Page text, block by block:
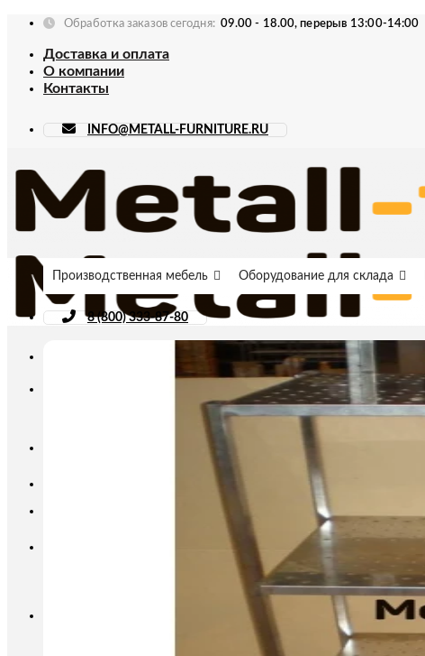
Skip
content
Обработка заказов сегодня: 09.00 - 18.00, перерыв 13:00-14:00
Доставка и оплата
О компании
Контакты
INFO@METALL-FURNITURE.RU
INFO@METALL-FURNITURE.RU
Производственная мебель Оборудование для склада
8 (800) 333-87-80